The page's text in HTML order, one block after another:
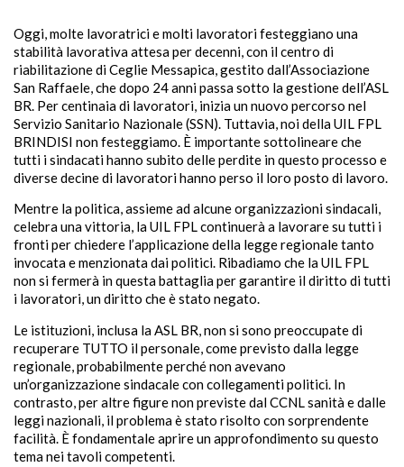
Oggi, molte lavoratrici e molti lavoratori festeggiano una
stabilità lavorativa attesa per decenni, con il centro di
riabilitazione di Ceglie Messapica, gestito dall’Associazione
San Raffaele, che dopo 24 anni passa sotto la gestione dell’ASL
BR. Per centinaia di lavoratori, inizia un nuovo percorso nel
Servizio Sanitario Nazionale (SSN). Tuttavia, noi della UIL FPL
BRINDISI non festeggiamo. È importante sottolineare che
tutti i sindacati hanno subito delle perdite in questo processo e
diverse decine di lavoratori hanno perso il loro posto di lavoro.
Mentre la politica, assieme ad alcune organizzazioni sindacali,
celebra una vittoria, la UIL FPL continuerà a lavorare su tutti i
fronti per chiedere l’applicazione della legge regionale tanto
invocata e menzionata dai politici. Ribadiamo che la UIL FPL
non si fermerà in questa battaglia per garantire il diritto di tutti
i lavoratori, un diritto che è stato negato.
Le istituzioni, inclusa la ASL BR, non si sono preoccupate di
recuperare TUTTO il personale, come previsto dalla legge
regionale, probabilmente perché non avevano
un’organizzazione sindacale con collegamenti politici. In
contrasto, per altre figure non previste dal CCNL sanità e dalle
leggi nazionali, il problema è stato risolto con sorprendente
facilità. È fondamentale aprire un approfondimento su questo
tema nei tavoli competenti.